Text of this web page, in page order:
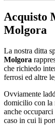
Acquisto
Molgora
La nostra ditta
Molgora
che richiedo
ferrosi ed altre
Ovviamente
domicilio con la
anche
caso in cui li